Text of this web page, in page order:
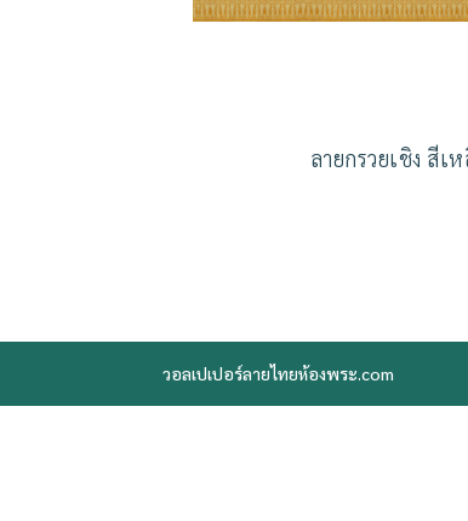
ลายกรวยเชิง สีเ
วอลเปเปอร์ลายไทยห้องพระ.com